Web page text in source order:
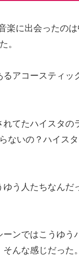
楽に出会ったの
。
アコースティッ
てたハイスタの
ないの？ハイス
う人たちなんだ
ンではこうゆう
んな感じだった